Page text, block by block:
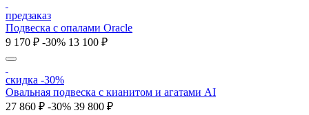
предзаказ
Подвеска с опалами Oracle
9 170 ₽ -30% 13 100 ₽
скидка -30%
Овальная подвеска с кианитом и агатами AI
27 860 ₽ -30% 39 800 ₽